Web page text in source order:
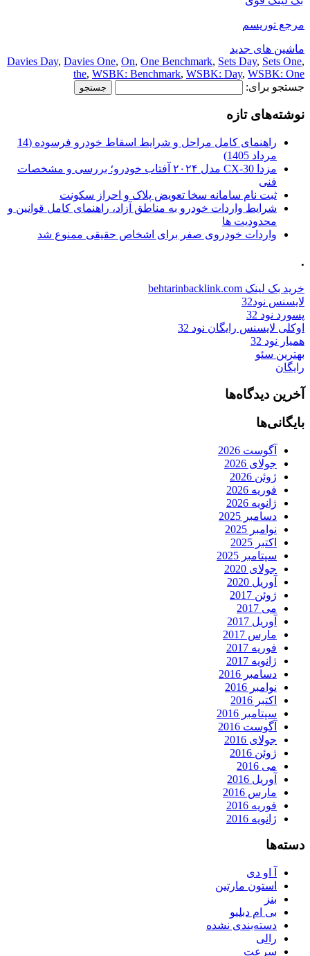
مرجع توریسم
ماشین های جدید
Davies Day, Davies One, On, One Benchmark, Sets Day, Sets One,
the, WSBK: Benchmark, WSBK: Day, WSBK: One
جستجو برای:
نوشته‌های تازه
راهنمای کامل مراحل و شرایط اسقاط خودرو فرسوده (14
مرداد 1405)
مزدا CX-30 مدل ۲۰۲۴ آفتاب خودرو؛ بررسی و مشخصات
فنی
ثبت نام سامانه سخا تعویض پلاک و احراز سکونت
شرایط واردات خودرو به مناطق آزاد، راهنمای کامل قوانین و
محدودیت ها
واردات خودروی صفر برای اشخاص حقیقی ممنوع شد
.
خرید بک لینک behtarinbacklink.com
لایسنس نود32
پسورد نود 32
اوکلی لایسنس رایگان نود 32
همیار نود 32
بهترین سئو
رایگان
آخرین دیدگاه‌ها
بایگانی‌ها
آگوست 2026
جولای 2026
ژوئن 2026
فوریه 2026
ژانویه 2026
دسامبر 2025
نوامبر 2025
اکتبر 2025
سپتامبر 2025
جولای 2020
آوریل 2020
ژوئن 2017
می 2017
آوریل 2017
مارس 2017
فوریه 2017
ژانویه 2017
دسامبر 2016
نوامبر 2016
اکتبر 2016
سپتامبر 2016
آگوست 2016
جولای 2016
ژوئن 2016
می 2016
آوریل 2016
مارس 2016
فوریه 2016
ژانویه 2016
دسته‌ها
آ او دی
استون مارتین
بنز
بی ام دبلیو
دسته‌بندی نشده
رالی
سرعت